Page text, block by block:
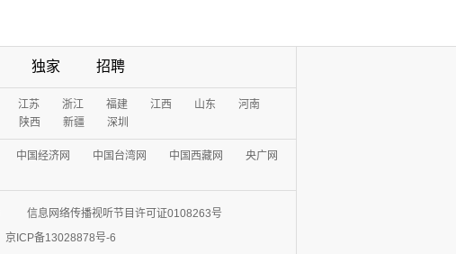
独家 招聘
江苏 浙江 福建 江西 山东
河南
陕西 新疆 深圳
中国经济网 中国台湾网 中国西藏网
央广网
信息网络传播视听节目许可证0108263号
京ICP备13028878号-6